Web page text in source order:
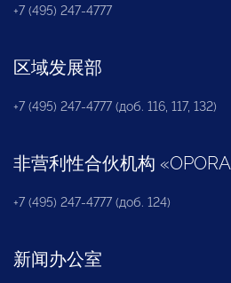
+7 (495) 247-4777
区域发展部
+7 (495) 247-4777 (доб. 116, 117, 132)
非营利性合伙机构 «OPORA
+7 (495) 247-4777 (доб. 124)
新闻办公室